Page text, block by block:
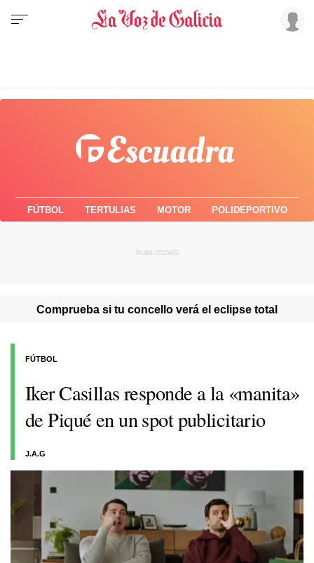
FÚTBOL TERTULIAS MOTOR POLIDEPORTIVO
Comprueba si tu concello verá el eclipse total
Iker Casillas responde a la «manita»
de Piqué en un spot publicitario
J.A.G
FÚTBOL